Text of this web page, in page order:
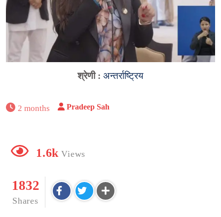
श्रेणी : अन्तर्राष्ट्रिय
2 months Pradeep Sah
1.6k Views
1832
Shares